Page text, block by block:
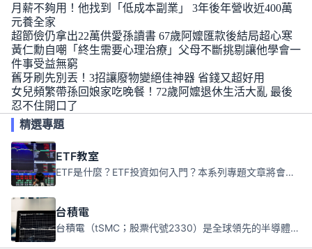
月薪不夠用！他找到「低成本副業」 3年後年營收近400萬
元養全家
超節儉仍拿出22萬供愛孫讀書 67歲阿嬤匯款後結局超心寒
黃仁勳自嘲「終生需要心理治療」父母不斷挑剔讓他學會一
件事受益無窮
舊牙刷先別丟！3招讓廢物變絕佳神器 省錢又超好用
女兒頻繁帶孫回娘家吃晚餐！72歲阿嬤退休生活大亂 最後
忍不住開口了
精選專題
ETF教室
ETF是什麼？ETF投資如何入門？本系列專題文章將會告訴你新手必須知道的ETF基礎知識。
台積電
台積電（tSMC；股票代號2330）是全球領先的半導體代工公司，成立於1987年，總部位於台灣新竹。且已於美國、日本、德國及中國設廠，台積電是全球首家專業積體電路製造服務公司，也是全球最先進和最大規模的半導體代工廠。